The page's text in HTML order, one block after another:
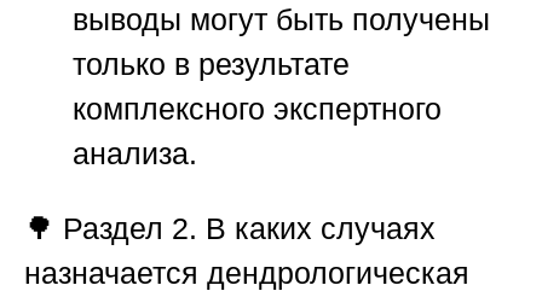
выводы могут быть получены
только в результате
комплексного экспертного
анализа.
🌳 Раздел 2. В каких случаях
назначается дендрологическая